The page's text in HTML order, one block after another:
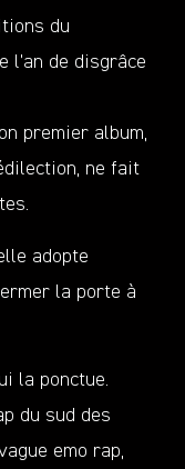
du
l’an de disgrâce
premier album,
ne fait
adopte
la porte à
la ponctue.
du sud des
emo rap,